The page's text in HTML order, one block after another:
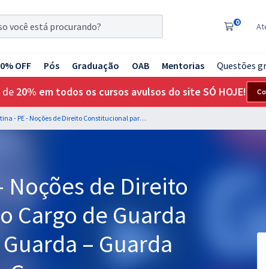
0
OFF Pós Graduação OAB Mentorias Questões
de 20% em todos os cursos avulsos do site SÓ HOJE!
GCM Agrestina - PE - Noções de Direito Constitucional para o Cargo de Guarda Municipal Classe de Guarda – Guarda Nível I com a Equipe Gran
Noções de Direito
Cargo de Guarda
– Guarda